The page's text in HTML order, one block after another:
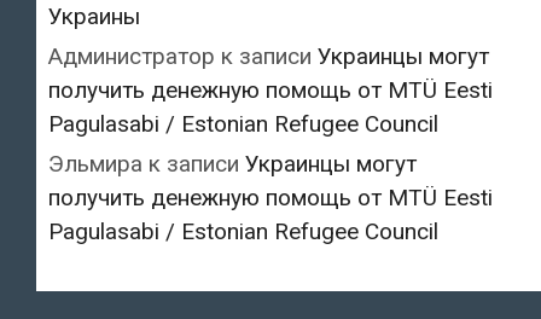
Украины
Администратор к записи Украинцы могут
получить денежную помощь от MTÜ Eesti
Pagulasabi / Estonian Refugee Council
Эльмира к записи Украинцы могут
получить денежную помощь от MTÜ Eesti
Pagulasabi / Estonian Refugee Council